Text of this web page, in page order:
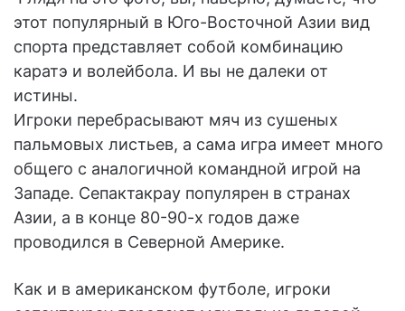
этот популярный в Юго-Восточной Азии вид
спорта представляет собой комбинацию
каратэ и волейбола. И вы не далеки от
истины.
Игроки перебрасывают мяч из сушеных
пальмовых листьев, а сама игра имеет много
общего с аналогичной командной игрой на
Западе. Сепактакрау популярен в странах
Азии, а в конце 80-90-х годов даже
проводился в Северной Америке.
Как и в американском футболе, игроки